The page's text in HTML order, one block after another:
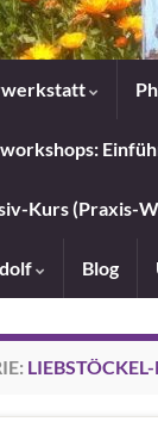
Kurs (Praxis-
Blog